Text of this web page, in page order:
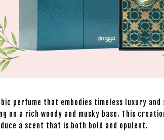
perfume that embodies timeless luxury
on a rich woody and musky base. This
a scent that is both bold and opulent.